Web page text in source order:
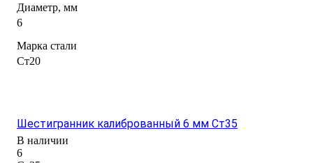
Диаметр, мм
6
Марка стали
Ст20
Шестигранник калиброванный 6 мм Ст35
В наличии
6